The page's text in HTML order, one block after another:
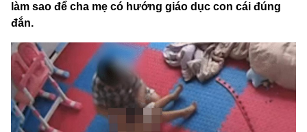
làm sao để cha mẹ có hướng giáo dục con cái đúng
đắn.